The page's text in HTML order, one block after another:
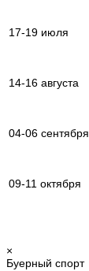
17-19 июля
14-16 августа
04-06 сентября
09-11 октября
×
Буерный спорт